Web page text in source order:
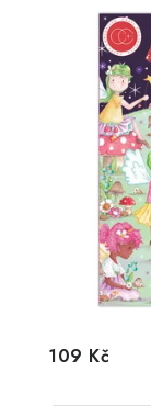
109 Kč